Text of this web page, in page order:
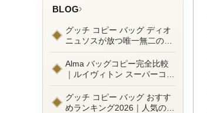
BLOG›
グッチ コピー バッグ ディオ
ニュソスが放つ唯一無二の魅
力とは？新作ラインナップ徹
底ガイドとリアルコーデ例
Alma バッグコピー完全比較
｜ルイヴィトン スーパーコピ
ーで叶えるエレガントな日常
グッチ コピー バッグ おすす
めランキング2026｜人気の